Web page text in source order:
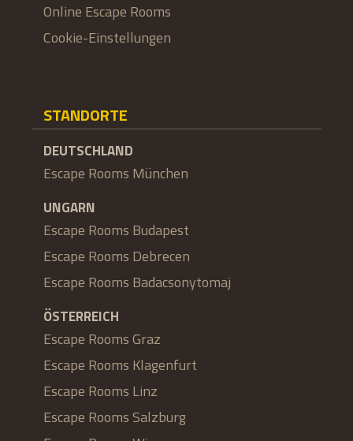
Online Escape Rooms
Cookie-Einstellungen
STANDORTE
DEUTSCHLAND
Escape Rooms München
UNGARN
Escape Rooms Budapest
Escape Rooms Debrecen
Escape Rooms Badacsonytomaj
ÖSTERREICH
Escape Rooms Graz
Escape Rooms Klagenfurt
Escape Rooms Linz
Escape Rooms Salzburg